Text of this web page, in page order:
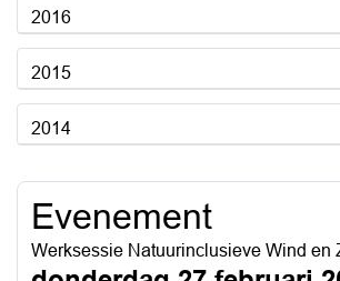
2016
2015
2014
Evenement
Werksessie Natuurinclusieve Wind en